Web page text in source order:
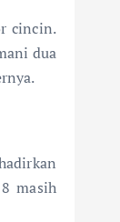
cincin.
dua
masih